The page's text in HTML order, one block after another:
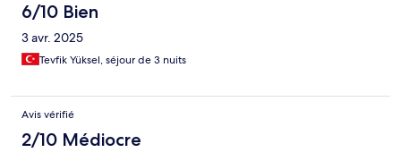
6/10 Bien
3 avr. 2025
Tevfik Yüksel, séjour de 3 nuits
Avis vérifié
2/10 Médiocre